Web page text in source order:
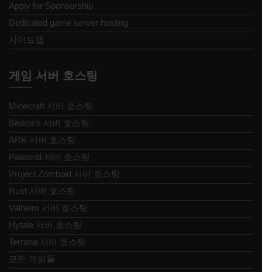
Apply for Sponsorship
Dedicated game server hosting
사이트맵
게임 서버 호스팅
Minecraft 서버 호스팅
Bedrock 서버 호스팅
ARK 서버 호스팅
Palworld 서버 호스팅
Project Zomboid 서버 호스팅
Rust 서버 호스팅
Valheim 서버 호스팅
Hytale 서버 호스팅
Terraria 서버 호스팅
모든 게임들